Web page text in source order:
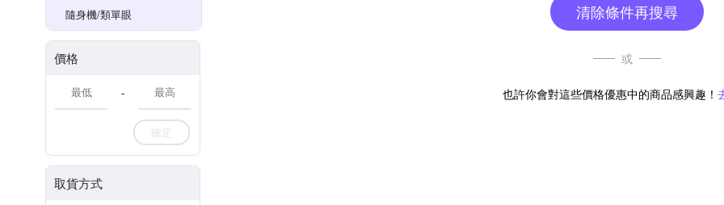
隨身機/類單眼
價格
-
確定
取貨方式
清除條件再搜尋
或
也許你會對這些價格優惠中的商品感興趣！